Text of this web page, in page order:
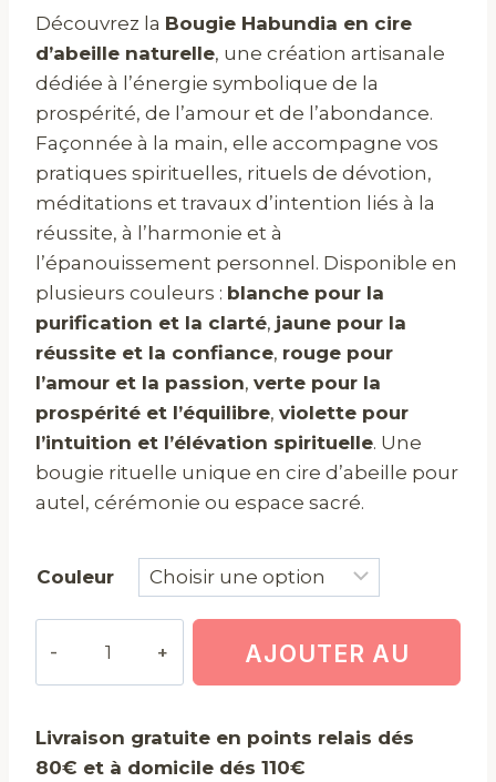
Découvrez la Bougie Habundia en cire
d’abeille naturelle, une création artisanale
dédiée à l’énergie symbolique de la
prospérité, de l’amour et de l’abondance.
Façonnée à la main, elle accompagne vos
pratiques spirituelles, rituels de dévotion,
méditations et travaux d’intention liés à la
réussite, à l’harmonie et à
l’épanouissement personnel. Disponible en
plusieurs couleurs : blanche pour la
purification et la clarté, jaune pour la
réussite et la confiance, rouge pour
l’amour et la passion, verte pour la
prospérité et l’équilibre, violette pour
l’intuition et l’élévation spirituelle. Une
bougie rituelle unique en cire d’abeille pour
autel, cérémonie ou espace sacré.
Couleur
Bougie
AJOUTER AU
Livraison gratuite en points relais dés
80€ et à domicile dés 110€